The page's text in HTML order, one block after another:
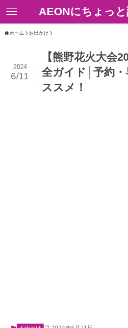
AEONにちょっ
ホーム お出かけ
【熊野花火大会
全ガイド│予約
ススメ！
2024
6/11